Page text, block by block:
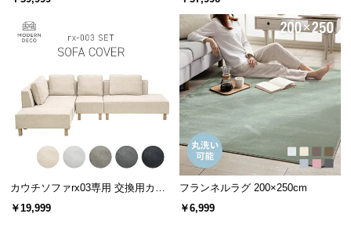
搬
入
経
に
つ
い
て
品・
キ
カウチソファrx03専用 交換用カバ
ー
￥19,999
フランネルラグ 200×250cm
￥6,999